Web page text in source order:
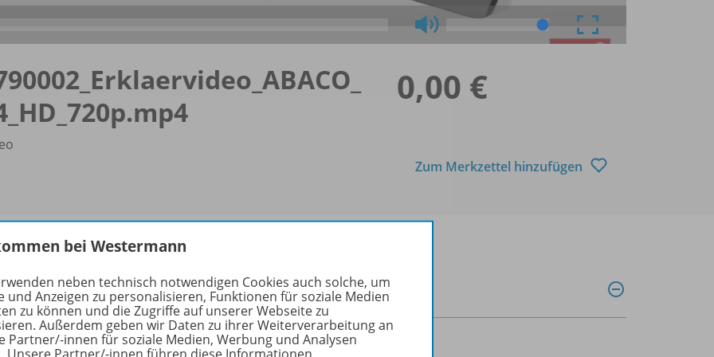
Erklaervideo_ ABACO_
HD_ 720p.mp4
0,00 €
Zum Merkzettel hinzufügen
bei Westermann
neben technisch notwendigen Cookies auch solche, um
und Anzeigen zu personalisieren, Funktionen für soziale Medien
zu können und die Zugriffe auf unserer Webseite zu
Außerdem geben wir Daten zu ihrer Weiterverarbeitung an
Partner/-innen für soziale Medien, Werbung und Analysen